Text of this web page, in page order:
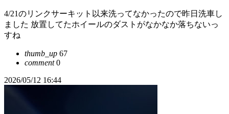
4/21のリンクサーキット以来洗ってなかったので昨日洗車し
ました 放置してたホイールのダストがなかなか落ちないっ
すね
thumb_up 67
comment0
2026/05/12 16:44